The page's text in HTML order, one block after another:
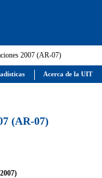
2007 (AR-07)
(AR-07)
Acerca de la UIT